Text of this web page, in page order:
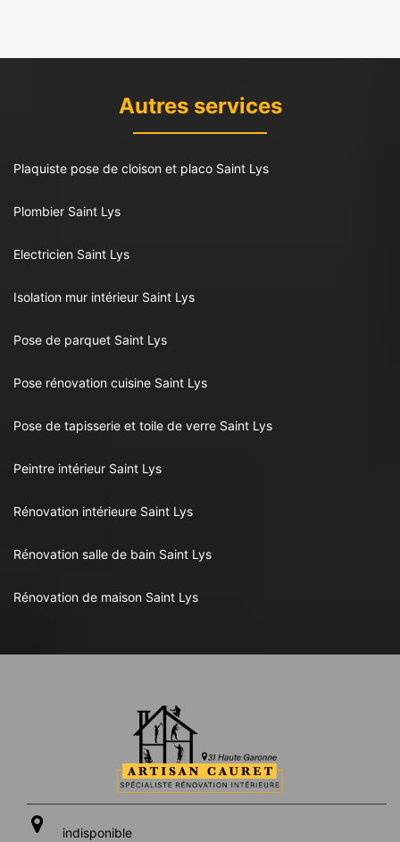
Autres services
Plaquiste pose de cloison et placo Saint Lys
Plombier Saint Lys
Electricien Saint Lys
Isolation mur intérieur Saint Lys
Pose de parquet Saint Lys
Pose rénovation cuisine Saint Lys
Pose de tapisserie et toile de verre Saint Lys
Peintre intérieur Saint Lys
Rénovation intérieure Saint Lys
Rénovation salle de bain Saint Lys
Rénovation de maison Saint Lys
indisponible